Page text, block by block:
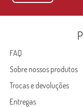
FAQ
Sobre nossos produtos
Trocas e devoluções
Entregas